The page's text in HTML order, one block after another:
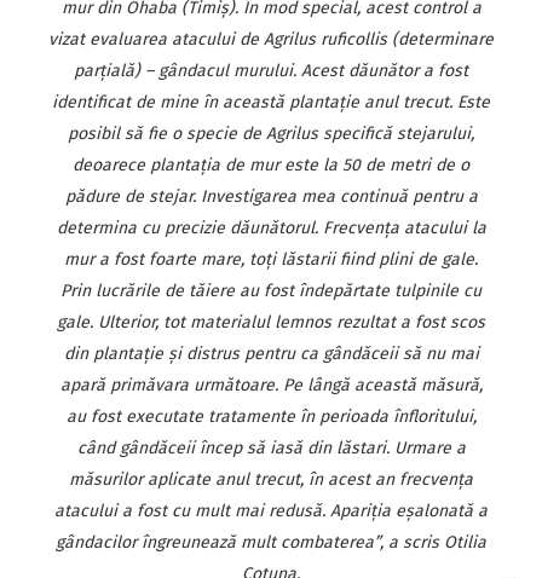
mur din Ohaba (Timiș). În mod special, acest control a
vizat evaluarea atacului de Agrilus ruficollis (determinare
parțială) – gândacul murului. Acest dăunător a fost
identificat de mine în această plantație anul trecut. Este
posibil să fie o specie de Agrilus specifică stejarului,
deoarece plantația de mur este la 50 de metri de o
pădure de stejar. Investigarea mea continuă pentru a
determina cu precizie dăunătorul. Frecvența atacului la
mur a fost foarte mare, toți lăstarii fiind plini de gale.
Prin lucrările de tăiere au fost îndepărtate tulpinile cu
gale. Ulterior, tot materialul lemnos rezultat a fost scos
din plantație și distrus pentru ca gândăceii să nu mai
apară primăvara următoare. Pe lângă această măsură,
au fost executate tratamente în perioada înfloritului,
când gândăceii încep să iasă din lăstari. Urmare a
măsurilor aplicate anul trecut, în acest an frecvența
atacului a fost cu mult mai redusă. Apariția eșalonată a
gândacilor îngreunează mult combaterea”, a scris Otilia
Cotuna.